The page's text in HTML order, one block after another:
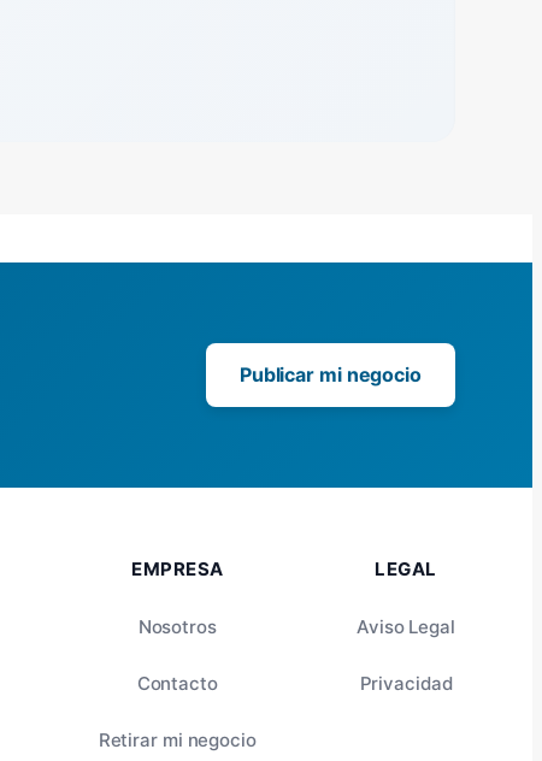
Publicar mi negocio
EMPRESA
Nosotros
Contacto
Retirar mi negocio
LEGAL
Aviso Legal
Privacidad